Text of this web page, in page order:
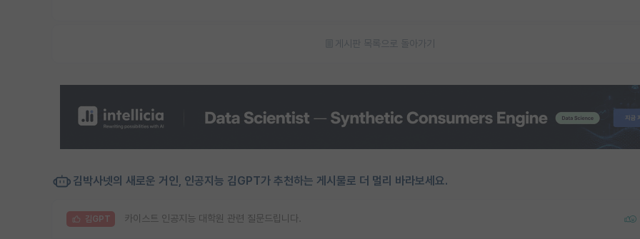
게시판 목록으로 돌아가기
김박사넷의 새로운 거인, 인공지능 김GPT가 추천하는 게시물로 더 멀리 바라보세요.
김GPT 카이스트 인공지능 대학원 관련 질문드립니다.